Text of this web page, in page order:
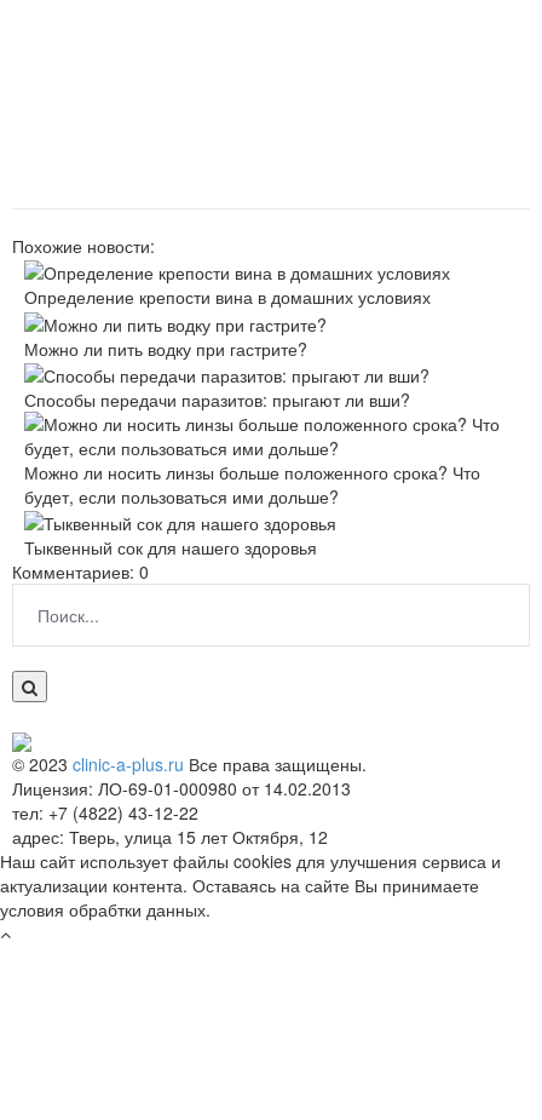
Похожие новости:
Определение крепости вина в домашних условиях
Можно ли пить водку при гастрите?
Способы передачи паразитов: прыгают ли вши?
Можно ли носить линзы больше положенного срока? Что
будет, если пользоваться ими дольше?
Тыквенный сок для нашего здоровья
Комментариев: 0
© 2023 clinic-a-plus.ru Все права защищены.
Лицензия: ЛО-69-01-000980 от 14.02.2013
тел: +7 (4822) 43-12-22
адрес: Тверь, улица 15 лет Октября, 12
Наш сайт использует файлы cookies для улучшения сервиса и
актуализации контента. Оставаясь на сайте Вы принимаете
условия обрабтки данных.